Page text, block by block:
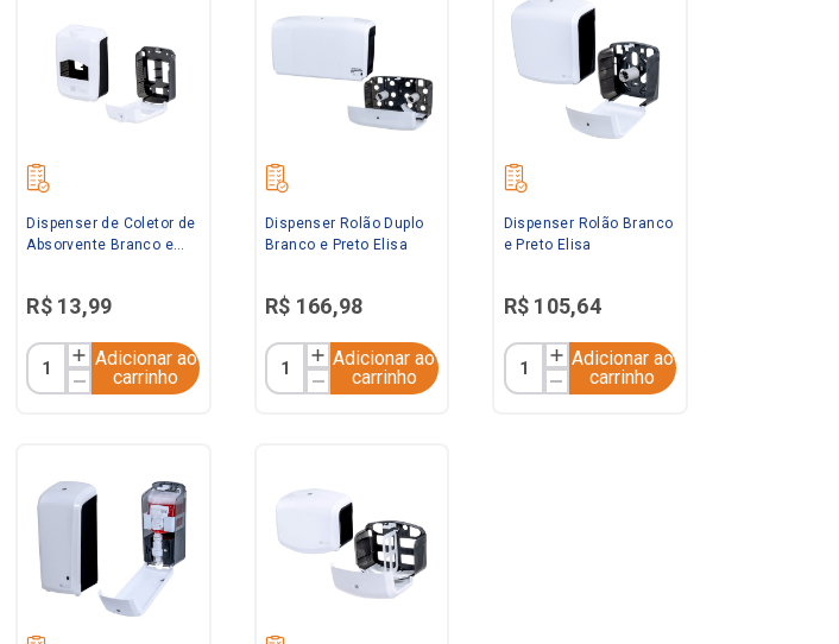
Dispenser de Coletor de
Absorvente Branco e
R$ 13,99
Adicionar ao
carrinho
Dispenser Rolão Duplo
Branco e Preto Elisa
R$ 166,98
Adicionar ao
carrinho
Dispenser Rolão Branco
e Preto Elisa
R$ 105,64
Adicionar ao
carrinho